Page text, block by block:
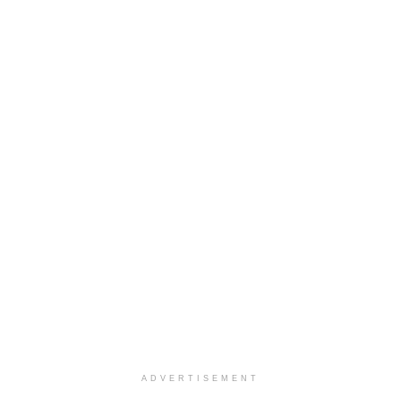
ADVERTISEMENT